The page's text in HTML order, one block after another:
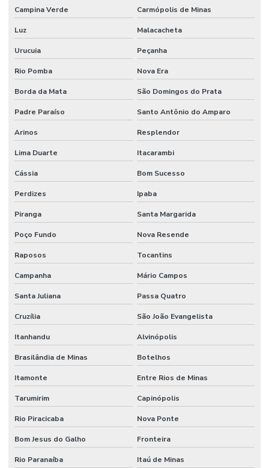
Campina Verde Carmópolis de Minas
Luz Malacacheta
Urucuia Peçanha
Rio Pomba Nova Era
Borda da Mata São Domingos do Prata
Padre Paraíso Santo Antônio do Amparo
Arinos Resplendor
Lima Duarte Itacarambi
Cássia Bom Sucesso
Perdizes Ipaba
Piranga Santa Margarida
Poço Fundo Nova Resende
Raposos Tocantins
Campanha Mário Campos
Santa Juliana Passa Quatro
Cruzília São João Evangelista
Itanhandu Alvinópolis
Brasilândia de Minas Botelhos
Itamonte Entre Rios de Minas
Tarumirim Capinópolis
Rio Piracicaba Nova Ponte
Bom Jesus do Galho Fronteira
Rio Paranaíba Itaú de Minas